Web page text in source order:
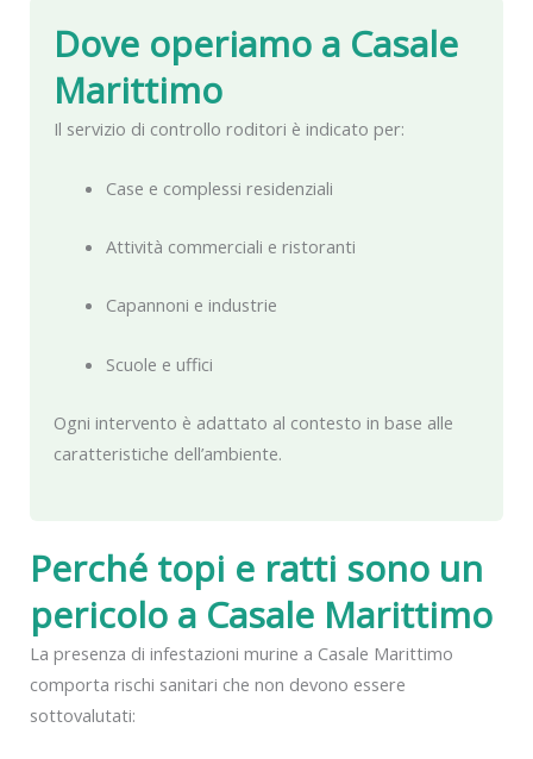
Perché topi e ratti sono un
pericolo a Casale Marittimo
La presenza di infestazioni murine a Casale Marittimo
comporta rischi sanitari che non devono essere
sottovalutati:
Dove operiamo a Casale
Marittimo
Il servizio di controllo roditori è indicato per:
Case e complessi residenziali
Attività commerciali e ristoranti
Capannoni e industrie
Scuole e uffici
Ogni intervento è adattato al contesto in base alle
caratteristiche dell’ambiente.